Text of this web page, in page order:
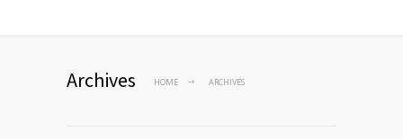
Archives HOME ARCHIVES